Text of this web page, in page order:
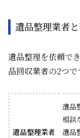
遺品整理業者
遺品整理を依頼で
品回収業者の2つで
遺品整理業者
遺品
相談
遺品